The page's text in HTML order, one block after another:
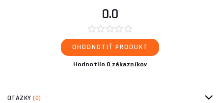
0.0
OHODNOTIŤ PRODUKT
Hodnotilo 0 zákazníkov
OTÁZKY(0)